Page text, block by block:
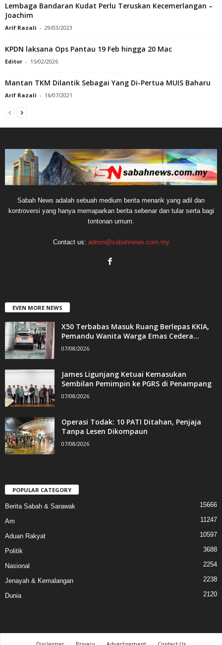
Lembaga Bandaran Kudat Perlu Teruskan Kecemerlangan –
Joachim
Arif Razali - 29/03/2023
KPDN laksana Ops Pantau 19 Feb hingga 20 Mac
Editor - 15/02/2026
Mantan TKM Dilantik Sebagai Yang Di-Pertua MUIS Baharu
Arif Razali - 16/07/2021
Sabah News adalah sebuah medium berita menarik yang adil dan
kontroversi yang hanya memaparkan berita sebenar dan tular serta bagi
tontonan umum.
Contact us: admin@sabahnews.com.my
EVEN MORE NEWS
X50 Terbabas Masuk Ruang Berlepas KKIA,
Pemandu Wanita Warga Emas Cedera...
07/08/2026
James Ligunjang Ketuai Kemasukan
Sembilan Pemimpin ke PGRS di Penampang
07/08/2026
Operasi Todak: 10 PATI Ditahan, Penjaja
Tanpa Lesen Dikompaun
07/08/2026
POPULAR CATEGORY
Berita Sabah & Sarawak 15666
Am 11247
Aduan Rakyat 10597
Politik 3688
Nasional 2254
Jenayah & Kemalangan 2238
Dunia 2120